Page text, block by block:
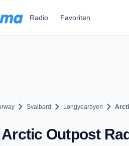
Radio Favoriten
chevron_right Svalbard chevron_right Longyearbyen chevron_right
Arctic Outpost